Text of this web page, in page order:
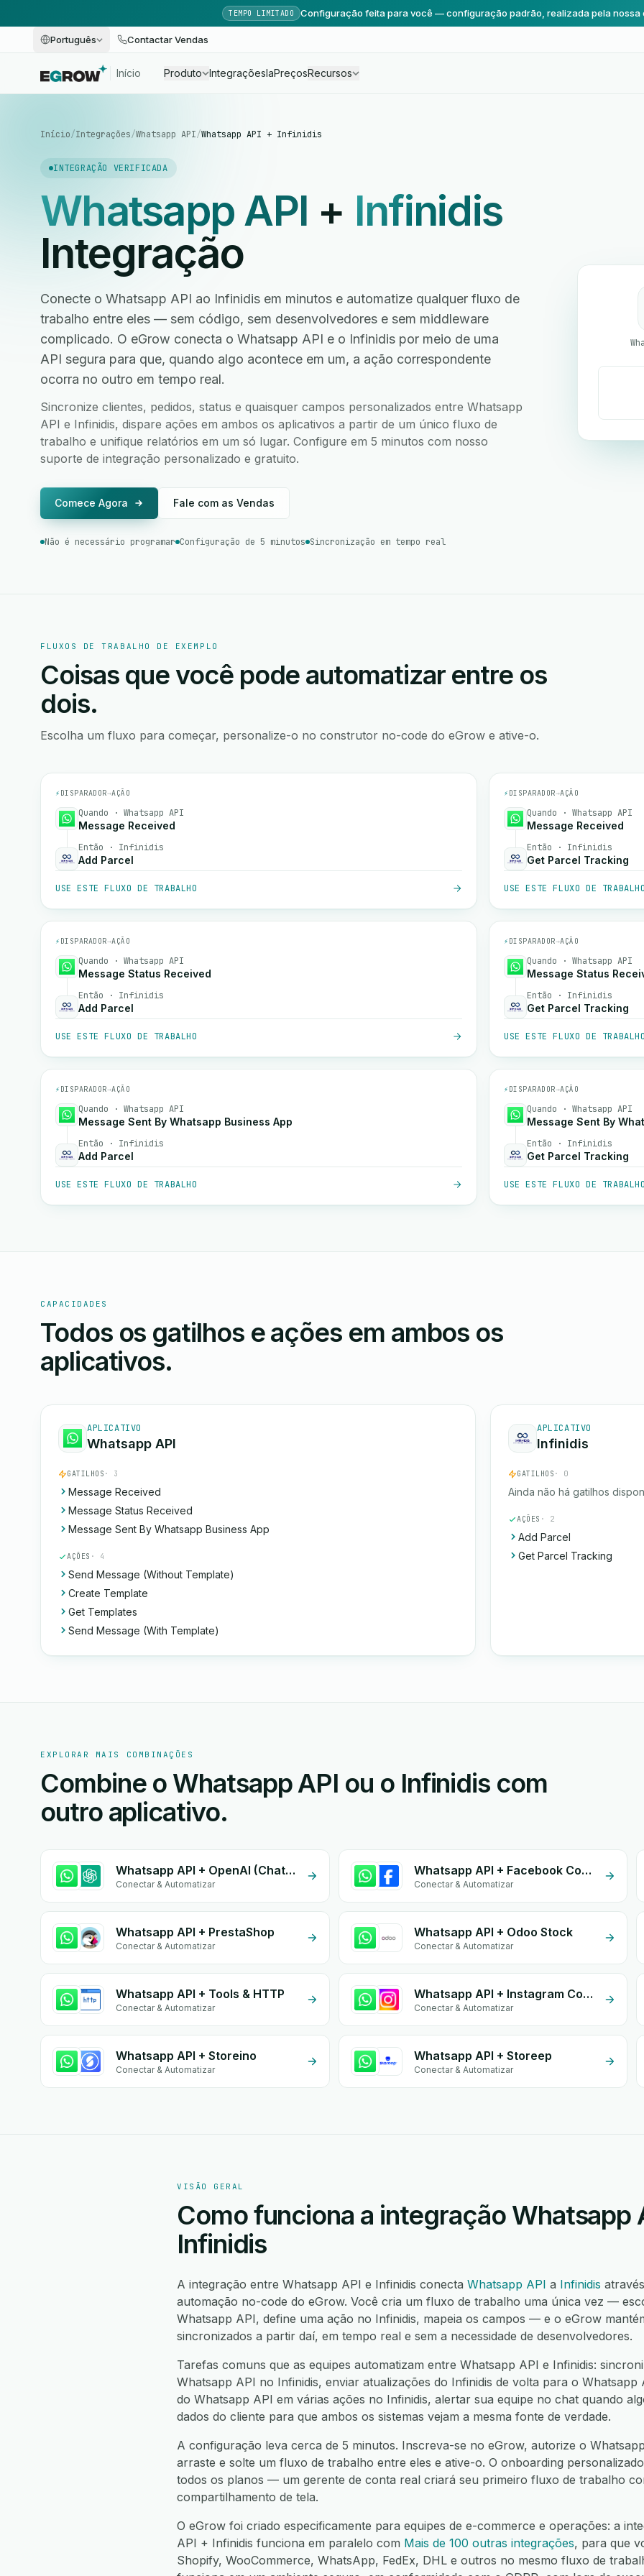
TEMPO LIMITADO Configuração feita para você — configuração padrão, realizada pela nossa
Português Contactar Vendas
Início Produto IntegraçõesIaPreçosRecursos
Início/Integrações/Whatsapp API/Whatsapp API + Infinidis
INTEGRAÇÃO VERIFICADA
Whatsapp API + Infinidis
Integração
Conecte o Whatsapp API ao Infinidis em minutos e automatize qualquer fluxo de
trabalho entre eles — sem código, sem desenvolvedores e sem middleware
complicado. O eGrow conecta o Whatsapp API e o Infinidis por meio de uma
API segura para que, quando algo acontece em um, a ação correspondente
ocorra no outro em tempo real.
Sincronize clientes, pedidos, status e quaisquer campos personalizados entre Whatsapp
API e Infinidis, dispare ações em ambos os aplicativos a partir de um único fluxo de
trabalho e unifique relatórios em um só lugar. Configure em 5 minutos com nosso
suporte de integração personalizado e gratuito.
Comece Agora Fale com as Vendas
Não é necessário programar Configuração de 5 minutos Sincronização em tempo real
FLUXOS DE TRABALHO DE EXEMPLO
Coisas que você pode automatizar entre os
dois.
Escolha um fluxo para começar, personalize-o no construtor no-code do eGrow e ative-o.
⚡ DISPARADOR→AÇÃO
Quando · Whatsapp API
Message Received
Então · Infinidis
Add Parcel
USE ESTE FLUXO DE TRABALHO
⚡ DISPARADOR→AÇÃO
Quando · Whatsapp API
Message Received
Então · Infinidis
Get Parcel Tracking
USE ESTE FLUXO DE
⚡ DISPARADOR→AÇÃO
Quando · Whatsapp API
Message Status Received
Então · Infinidis
Add Parcel
USE ESTE FLUXO DE TRABALHO
⚡ DISPARADOR→AÇÃO
Quando · Whatsapp API
Message Status
Então · Infinidis
Get Parcel Tracking
USE ESTE FLUXO DE
⚡ DISPARADOR→AÇÃO
Quando · Whatsapp API
Message Sent By Whatsapp Business App
Então · Infinidis
Add Parcel
USE ESTE FLUXO DE TRABALHO
⚡ DISPARADOR→AÇÃO
Quando · Whatsapp API
Message Sent By
Então · Infinidis
Get Parcel Tracking
USE ESTE FLUXO DE
CAPACIDADES
Todos os gatilhos e ações em ambos os
aplicativos.
APLICATIVO
Whatsapp API
GATILHOS · 3
Message Received
Message Status Received
Message Sent By Whatsapp Business App
AÇÕES · 4
Send Message (Without Template)
Create Template
Get Templates
Send Message (With Template)
APLICATIVO
Infinidis
GATILHOS · 0
Ainda não há gatilhos
AÇÕES · 2
Add Parcel
Get Parcel Tracking
EXPLORAR MAIS COMBINAÇÕES
Combine o Whatsapp API ou o Infinidis com
outro aplicativo.
Whatsapp API + OpenAI (ChatGPT)
Conectar & Automatizar
Whatsapp API + Facebook Comments
Conectar & Automatizar
Whatsapp API + PrestaShop
Conectar & Automatizar
Whatsapp API + Odoo Stock
Conectar & Automatizar
Whatsapp API + Tools & HTTP
Conectar & Automatizar
Whatsapp API + Instagram Comment
Conectar & Automatizar
Whatsapp API + Storeino
Conectar & Automatizar
Whatsapp API + Storeep
Conectar & Automatizar
VISÃO GERAL
Como funciona a integração Whatsapp
Infinidis
A integração entre Whatsapp API e Infinidis conecta Whatsapp API a Infinidis
automação no-code do eGrow. Você cria um fluxo de trabalho uma única vez —
Whatsapp API, define uma ação no Infinidis, mapeia os campos — e o eGrow
sincronizados a partir daí, em tempo real e sem a necessidade de desenvolvedores.
Tarefas comuns que as equipes automatizam entre Whatsapp API e Infinidis:
Whatsapp API no Infinidis, enviar atualizações do Infinidis de volta para o
do Whatsapp API em várias ações no Infinidis, alertar sua equipe no chat quando
dados do cliente para que ambos os sistemas vejam a mesma fonte de verdade.
A configuração leva cerca de 5 minutos. Inscreva-se no eGrow, autorize o
arraste e solte um fluxo de trabalho entre eles e ative-o. O onboarding
todos os planos — um gerente de conta real criará seu primeiro fluxo de trabalho
compartilhamento de tela.
O eGrow foi criado especificamente para equipes de e-commerce e operações: a
API + Infinidis funciona em paralelo com Mais de 100 outras integrações, para que
Shopify, WooCommerce, WhatsApp, FedEx, DHL e outros no mesmo fluxo de